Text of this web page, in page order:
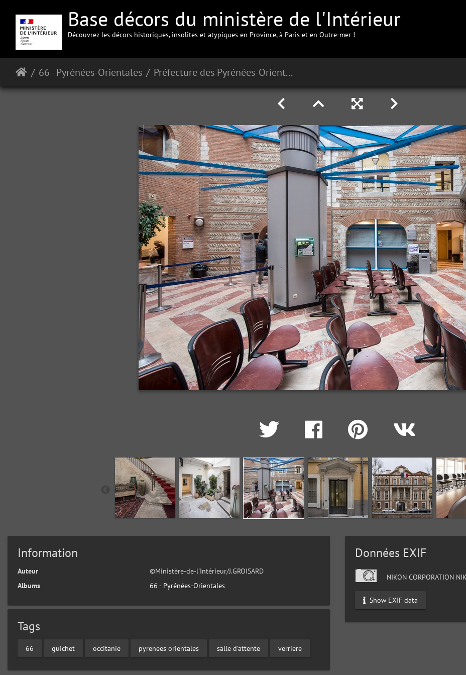
Base décors du ministère de l'Intérieur
Découvrez les décors historiques, insolites et atypiques en Province, à Paris et en Outre-mer !
66 - Pyrénées-Orientales Préfecture des Pyrénées-Orientales à Perpignan
Information
Auteur
©Ministère-de-l'Intérieur/J.GROISARD
Albums
66 - Pyrénées-Orientales
Tags
66 guichet occitanie pyrenees orientales salle d'attente verriere
Données EXIF
NIKON CORPORATION
Show EXIF data